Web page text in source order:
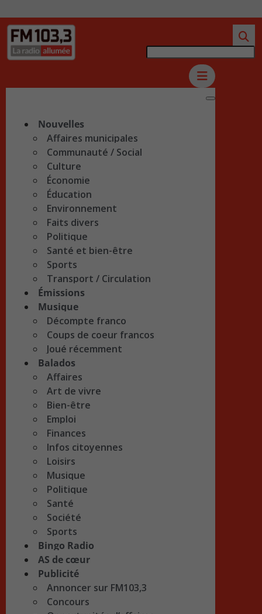
Nouvelles
Affaires municipales
Communauté / Social
Culture
Économie
Éducation
Environnement
Faits divers
Politique
Santé et bien-être
Sports
Transport / Circulation
Émissions
Musique
Décompte franco
Coups de coeur francos
Joué récemment
Balados
Affaires
Art de vivre
Bien-être
Emploi
Finances
Infos citoyennes
Loisirs
Musique
Politique
Santé
Société
Sports
Bingo Radio
AS de cœur
Publicité
Annoncer sur FM103,3
Concours